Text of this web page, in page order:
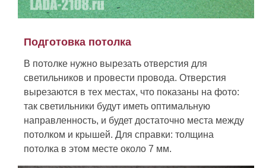
Подготовка потолка
В потолке нужно вырезать отверстия для
светильников и провести провода. Отверстия
вырезаются в тех местах, что показаны на фото:
так светильники будут иметь оптимальную
направленность, и будет достаточно места между
потолком и крышей. Для справки: толщина
потолка в этом месте около 7 мм.